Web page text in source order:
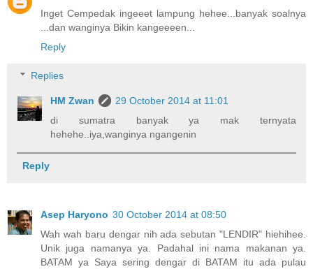
Inget Cempedak ingeeet lampung hehee...banyak soalnya
...dan wanginya Bikin kangeeeen...
Reply
Replies
HM Zwan
29 October 2014 at 11:01
di sumatra banyak ya mak ternyata
hehehe..iya,wanginya ngangenin
Reply
Asep Haryono 30 October 2014 at 08:50
Wah wah baru dengar nih ada sebutan "LENDIR" hiehihee.
Unik juga namanya ya. Padahal ini nama makanan ya.
BATAM ya Saya sering dengar di BATAM itu ada pulau